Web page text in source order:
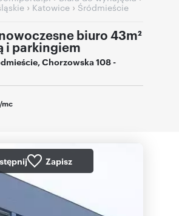
› Katowice › Śródmieście
biuro 43m²
i parkingiem
,Chorzowska 108-
/mc
Zapisz